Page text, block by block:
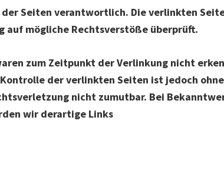
Seiten verantwortlich. Die verlinkten
auf mögliche Rechtsverstöße überprüft.
zum Zeitpunkt der Verlinkung nicht
der verlinkten Seiten ist jedoch
nicht zumutbar. Bei
wir derartige Links